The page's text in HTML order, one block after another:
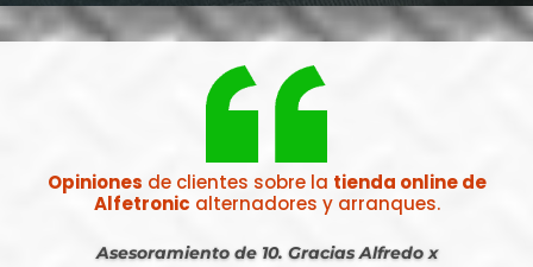
Opiniones de clientes sobre la tienda online de
Alfetronic alternadores y arranques.
Asesoramiento de 10. Gracias Alfredo x